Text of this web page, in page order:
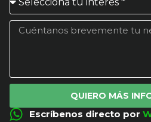
QUIERO MÁS
Escríbenos directo por